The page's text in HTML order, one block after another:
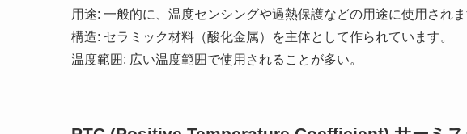
用途: 一般的に、温度センシングや過熱保護などの用途に使用されま
構造: セラミック材料（酸化金属）を主体として作られています。
温度範囲: 広い温度範囲で使用されることが多い。